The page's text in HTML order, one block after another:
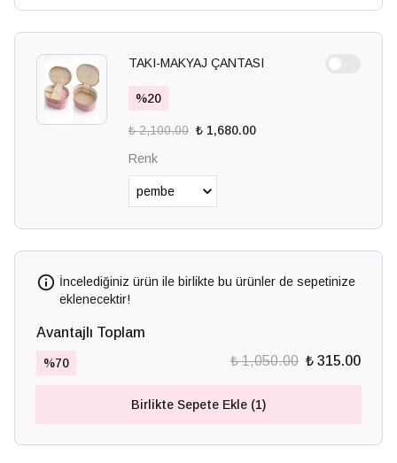
TAKI-MAKYAJ ÇANTASI
%20
₺ 2,100.00 ₺ 1,680.00
Renk
İncelediğiniz ürün ile birlikte bu ürünler de sepetinize
eklenecektir!
Avantajlı Toplam
%70 ₺ 1,050.00 ₺ 315.00
Birlikte Sepete Ekle (1)